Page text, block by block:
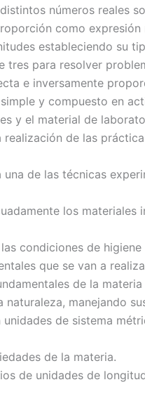
números reales
como expresión
estableciendo su
tres para resolver
e inversamente
y compuesto en
y el material de
realización de las
de las técnicas
los materiales
condiciones de
que se van a
de la
naturaleza, manejando
de sistema
de la materia.
de unidades de